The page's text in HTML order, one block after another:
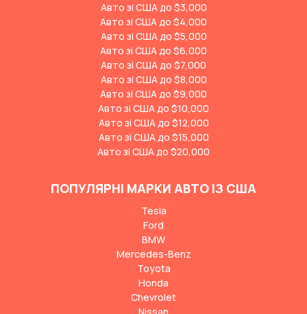
Авто зі США до $3,000
Авто зі США до $4,000
Авто зі США до $5,000
Авто зі США до $6,000
Авто зі США до $7,000
Авто зі США до $8,000
Авто зі США до $9,000
Авто зі США до $10,000
Авто зі США до $12,000
Авто зі США до $15,000
Авто зі США до $20,000
ПОПУЛЯРНІ МАРКИ АВТО ІЗ США
Tesla
Ford
BMW
Mercedes-Benz
Toyota
Honda
Chevrolet